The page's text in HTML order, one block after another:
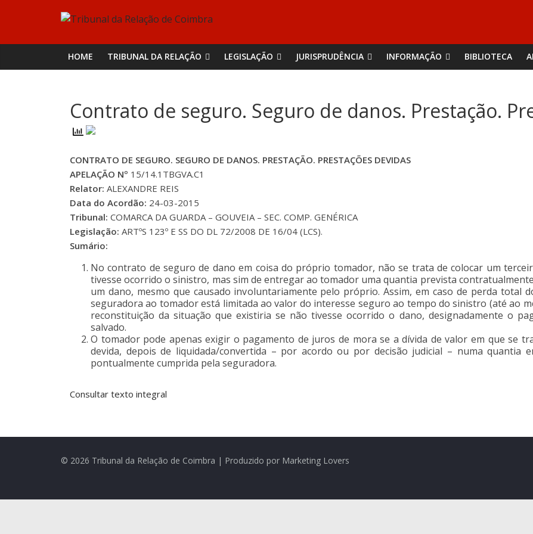
Tribunal
da
de
Coimbra
HOME TRIBUNAL DA RELAÇÃO LEGISLAÇÃO JURISPRUDÊNCIA INFORMAÇÃO BIBLIOTECA
Contrato de seguro. Seguro de danos. Prestação.
CONTRATO DE SEGURO. SEGURO DE DANOS. PRESTAÇÃO. PRESTAÇÕES DEVIDAS
APELAÇÃO Nº 15/14.1TBGVA.C1
Relator: ALEXANDRE REIS
Data do Acordão: 24-03-2015
Tribunal: COMARCA DA GUARDA – GOUVEIA – SEC. COMP. GENÉRICA
Legislação: ARTºS 123º E SS DO DL 72/2008 DE 16/04 (LCS).
Sumário:
No contrato de seguro de dano em coisa do próprio tomador, não se trata de colocar um
tivesse ocorrido o sinistro, mas sim de entregar ao tomador uma quantia prevista
um dano, mesmo que causado involuntariamente pelo próprio. Assim, em caso de perda total
seguradora ao tomador está limitada ao valor do interesse seguro ao tempo do sinistro (até ao
reconstituição da situação que existiria se não tivesse ocorrido o dano, designadamente o
salvado.
O tomador pode apenas exigir o pagamento de juros de mora se a dívida de valor em que se
devida, depois de liquidada/convertida – por acordo ou por decisão judicial – numa quantia
pontualmente cumprida pela seguradora.
Consultar texto integral
© 2026 Tribunal da Relação de Coimbra | Produzido por Marketing Lovers